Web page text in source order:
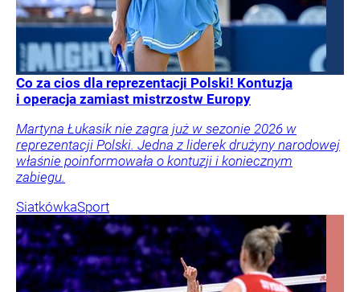
Co za cios dla reprezentacji Polski! Kontuzja
i operacja zamiast mistrzostw Europy
Martyna Łukasik nie zagra już w sezonie 2026 w
reprezentacji Polski. Jedna z liderek drużyny narodowej
właśnie poinformowała o kontuzji i koniecznym
zabiegu.
SiatkówkaSport